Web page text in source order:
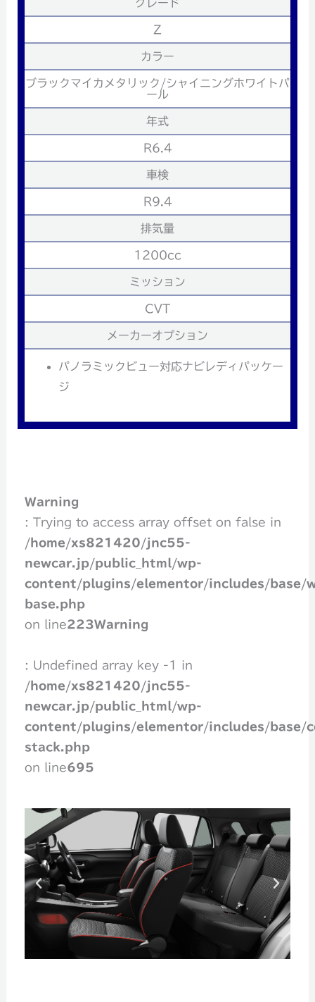
グレード
Z
カラー
ブラックマイカメタリック/シャイニングホワイトパ
ール
年式
R6.4
車検
R9.4
排気量
1200cc
ミッション
CVT
メーカーオプション
パノラミックビュー対応ナビレディパッケー
ジ
Warning
: Trying to access array offset on false in
/home/xs821420/jnc55-
newcar.jp/public_html/wp-
content/plugins/elementor/includes/base/
base.php
on line223Warning
: Undefined array key -1 in
/home/xs821420/jnc55-
newcar.jp/public_html/wp-
content/plugins/elementor/includes/base/
stack.php
on line695
P
N
e
x